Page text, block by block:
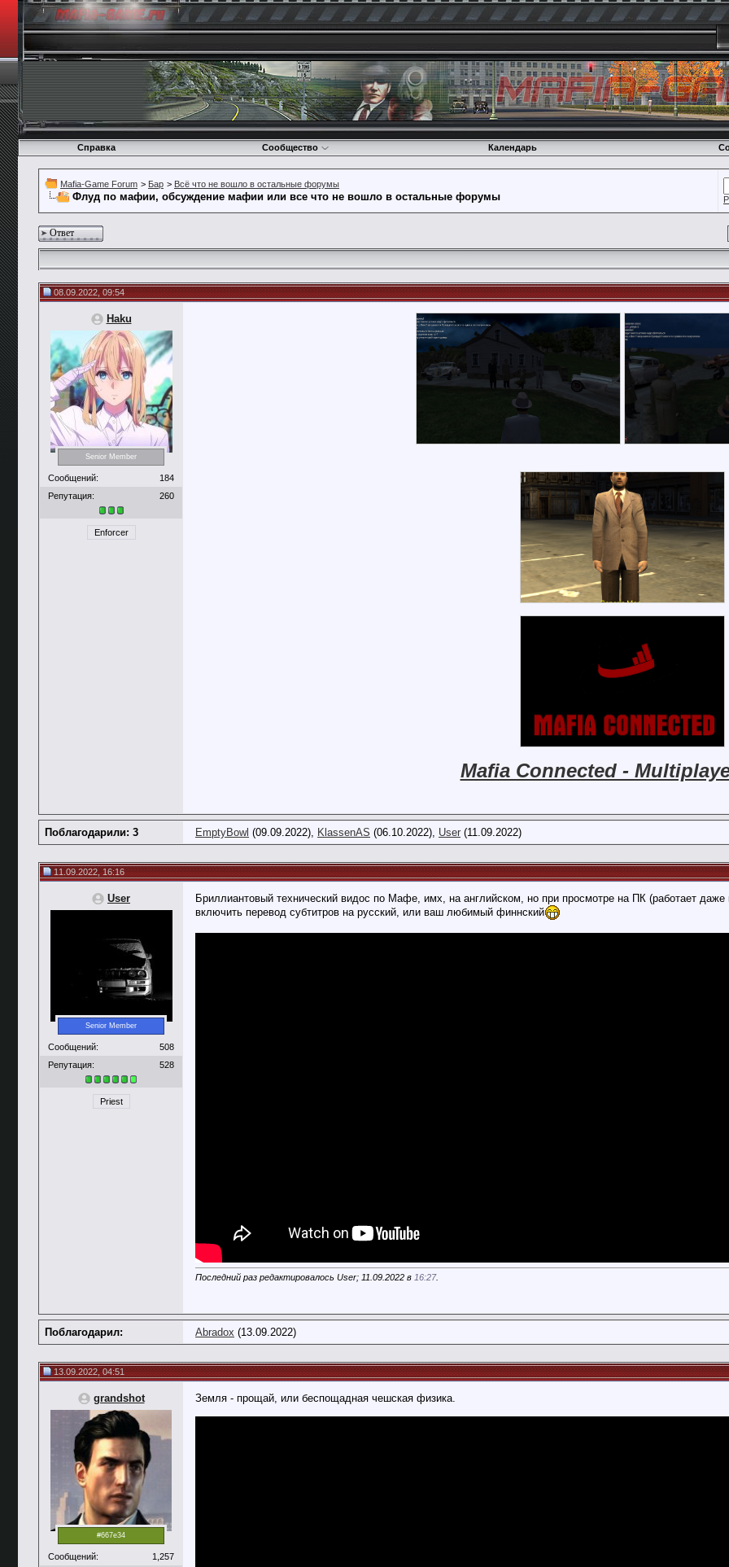
Справка Сообщество Календарь
Mafia-Game Forum > Бар > Всё что не вошло в остальные форумы
Флуд по мафии, обсуждение мафии или все что не вошло в остальные форумы
Ответ
08.09.2022, 09:54
Haku
Senior Member
Сообщений:
184
Репутация:
260
Enforcer
Mafia Connected -
Поблагодарили: 3 EmptyBowl (09.09.2022), KlassenAS (06.10.2022), User (11.09.2022)
11.09.2022, 16:16
User
Senior Member
Сообщений:
508
Репутация:
528
Priest
Бриллиантовый технический видос по Мафе, имх, на английском, но при просмотре на ПК (работает
включить перевод субтитров на русский, или ваш любимый финнский
Последний раз редактировалось User; 11.09.2022 в 16:27.
Поблагодарил: Abradox (13.09.2022)
13.09.2022, 04:51
grandshot
#667e34
Сообщений:
1,257
Земля - прощай, или беспощадная чешская физика.